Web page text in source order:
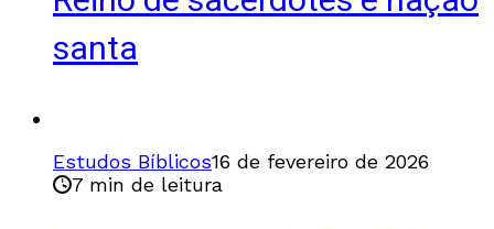
santa
Estudos Bíblicos16 de fevereiro de 2026
7 min de leitura